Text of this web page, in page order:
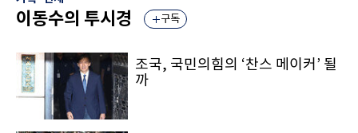
이동수의 투시경 구독
조국, 국민의힘의 ‘찬스 메이커’ 될
까